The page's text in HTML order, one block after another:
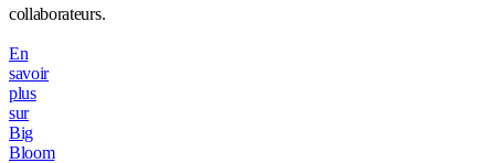
collaborateurs.
En
savoir
plus
sur
Big
Bloom